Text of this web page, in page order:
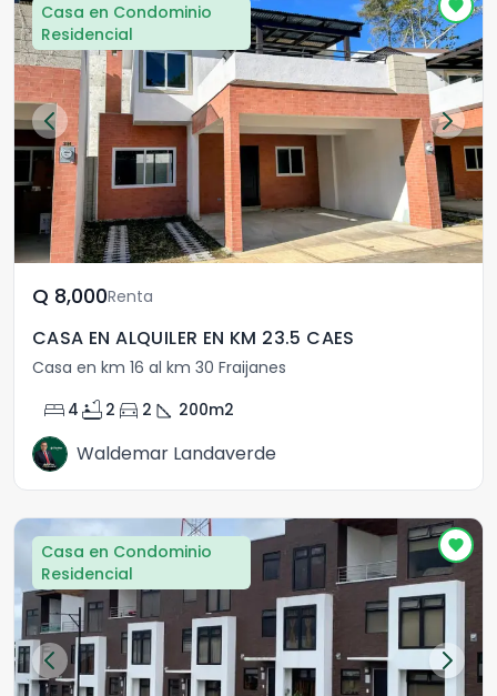
Casa en Condominio
Residencial
Q	8,000Renta
CASA EN ALQUILER EN KM 23.5 CAES
Casa en km 16 al km 30 Fraijanes
bed 4 bathtub 2 directions_car 2 square_foot 200m2
Waldemar Landaverde
Casa en Condominio
Residencial